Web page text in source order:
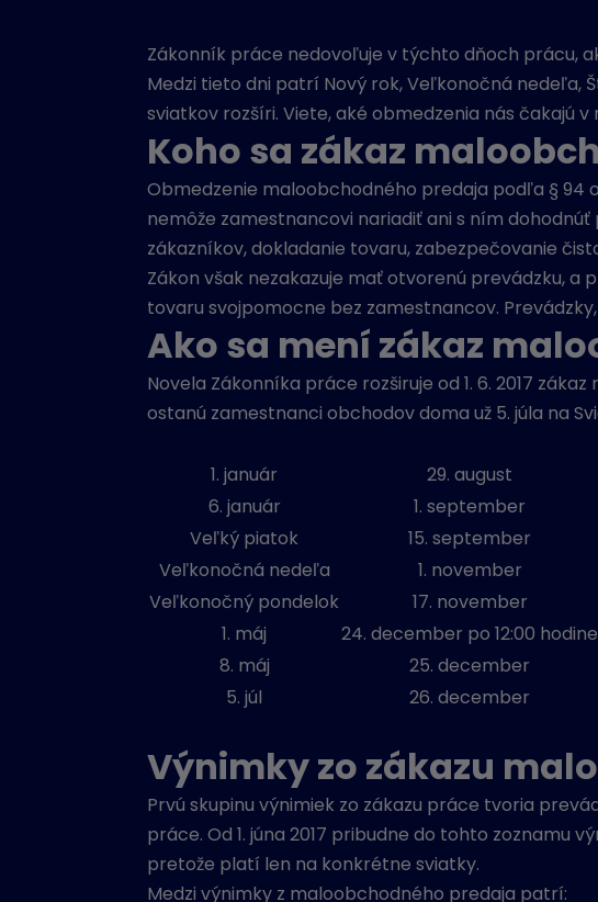
Zákonník práce nedovoľuje v týchto dňoch prácu,
Medzi tieto dni patrí Nový rok, Veľkonočná nedeľa,
sviatkov rozšíri. Viete, aké obmedzenia nás čakajú
Koho sa zákaz
Obmedzenie maloobchodného predaja podľa § 94
nemôže zamestnancovi nariadiť ani s ním
zákazníkov, dokladanie tovaru, zabezpečovanie
Zákon však nezakazuje mať otvorenú prevádzku,
tovaru svojpomocne bez zamestnancov.
Ako sa mení zákaz
Novela Zákonníka práce rozširuje od 1. 6. 2017
ostanú zamestnanci obchodov doma už 5. júla na
1. január
29. august
6. január
1. september
Veľký piatok
15. september
Veľkonočná nedeľa
1. november
Veľkonočný pondelok
17. november
1. máj
24. december po 12:00 hodine
8. máj
25. december
5. júl
26. december
Výnimky zo zákazu
Prvú skupinu výnimiek zo zákazu práce tvoria
práce. Od 1. júna 2017 pribudne do tohto zoznamu
pretože platí len na konkrétne sviatky.
Medzi výnimky z maloobchodného predaja patrí: